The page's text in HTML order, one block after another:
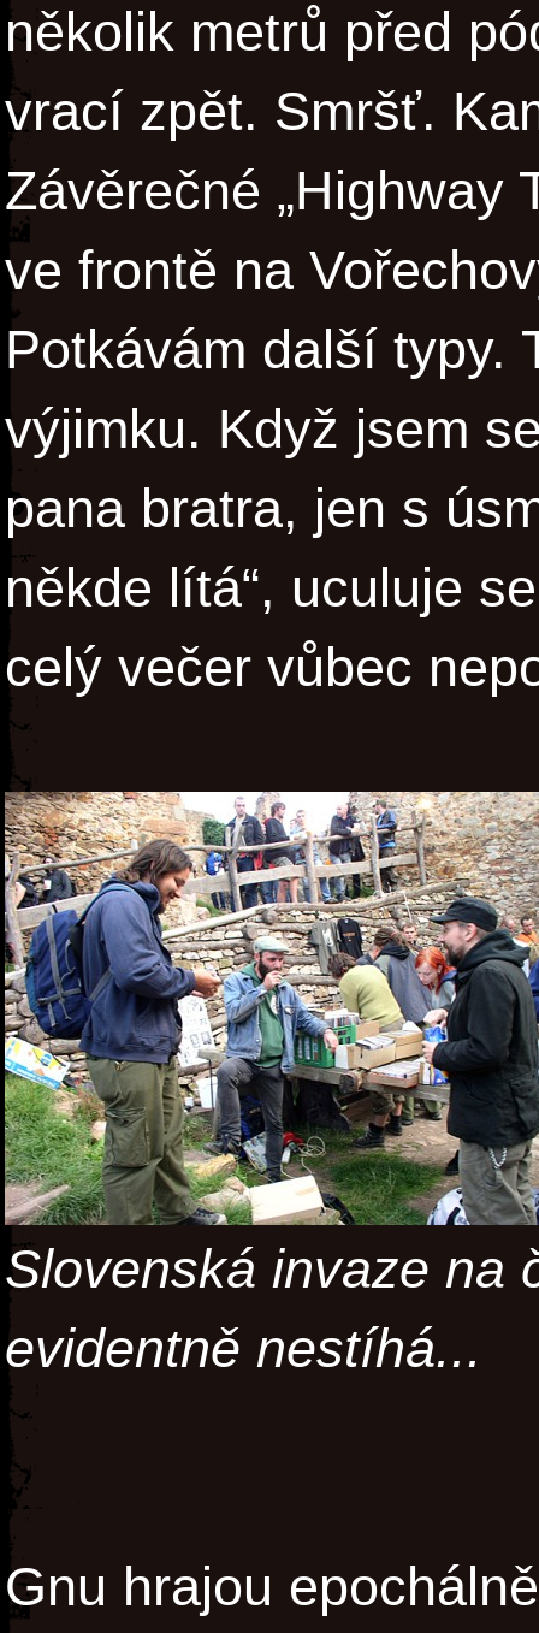
několik metrů před
vrací zpět. Smršť.
Závěrečné „Highway
ve frontě na
Potkávám další typy.
výjimku. Když jsem
pana bratra, jen s
někde lítá“, uculuje
celý večer vůbec
Slovenská invaze na
evidentně nestíhá...
Gnu hrajou